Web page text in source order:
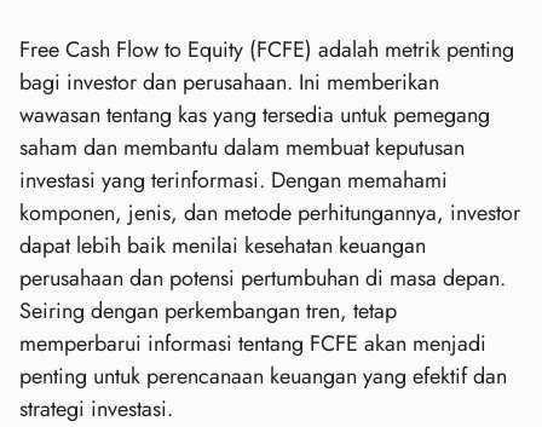
Free Cash Flow to Equity (FCFE) adalah metrik penting
bagi investor dan perusahaan. Ini memberikan
wawasan tentang kas yang tersedia untuk pemegang
saham dan membantu dalam membuat keputusan
investasi yang terinformasi. Dengan memahami
komponen, jenis, dan metode perhitungannya, investor
dapat lebih baik menilai kesehatan keuangan
perusahaan dan potensi pertumbuhan di masa depan.
Seiring dengan perkembangan tren, tetap
memperbarui informasi tentang FCFE akan menjadi
penting untuk perencanaan keuangan yang efektif dan
strategi investasi.